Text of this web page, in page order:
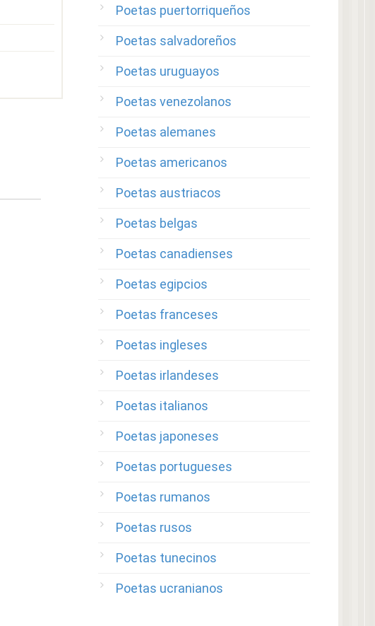
Poetas puertorriqueños
Poetas salvadoreños
Poetas uruguayos
Poetas venezolanos
Poetas alemanes
Poetas americanos
Poetas austriacos
Poetas belgas
Poetas canadienses
Poetas egipcios
Poetas franceses
Poetas ingleses
Poetas irlandeses
Poetas italianos
Poetas japoneses
Poetas portugueses
Poetas rumanos
Poetas rusos
Poetas tunecinos
Poetas ucranianos